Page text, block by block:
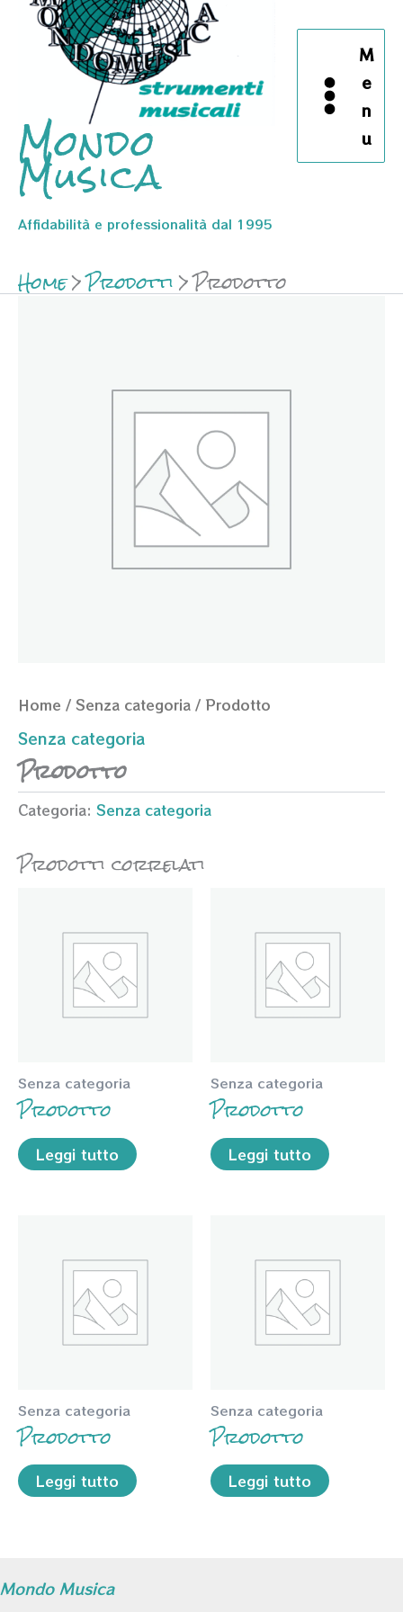
Mondo
Musica
Affidabilità e professionalità dal 1995
M
e
n
u
Home Prodotti Prodotto
Home / Senza categoria / Prodotto
Senza categoria
Prodotto
Categoria: Senza categoria
Prodotti correlati
Senza categoria
Prodotto
Leggi tutto
Senza categoria
Prodotto
Leggi tutto
Senza categoria
Prodotto
Leggi tutto
Senza categoria
Prodotto
Leggi tutto
Mondo Musica